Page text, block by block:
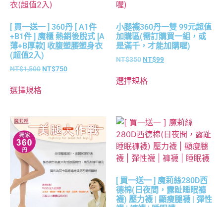
[ 買一送一 ] 360丹 [ A1件
+B1件 ] 魔櫃 熱銷後脫式 [A
薄+B厚款] 收腹塑腰塑身衣
(超值2入)
NT$1,500 NT$750
選擇規格
小腿襪360丹一雙 99元超值
加購區(需訂購買一組，或
是滿千，才能加購喔)
NT$350 NT$99
選擇規格
[ 買一送一 ] 魔莉絲280D西
德棉(日夜間，露趾睡眠褲
襪) 壓力襪 | 顯瘦腿襪 | 彈性